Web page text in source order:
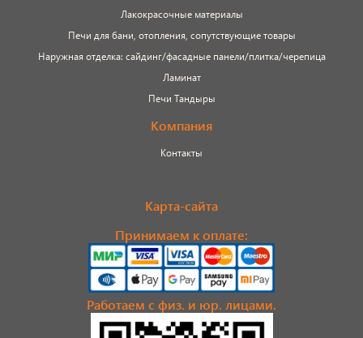
Печи для бани, отопления,
сопутствующие товары
Купели и бассейны из полипропилена
Септики ТОПАС
Лакокрасочные материалы
Печи для бани, отопления, сопутствующие товары
Наружная отделка: сайдинг/фасадные панели/плитка/черепица
Ламинат
Печи Тандыры
Компания
Контакты
Карта-сайта
Принимаем к оплате:
Работаем с физ. и юр. лицами.